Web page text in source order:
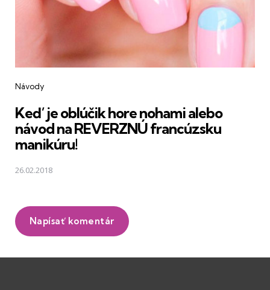
Návody
Keď je oblúčik hore nohami alebo
návod na REVERZNÚ francúzsku
manikúru!
26.02.2018
Napísať komentár